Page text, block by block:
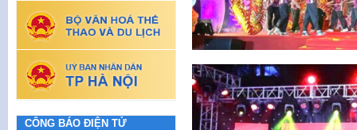
CÔNG BÁO ĐIỆN TỬ